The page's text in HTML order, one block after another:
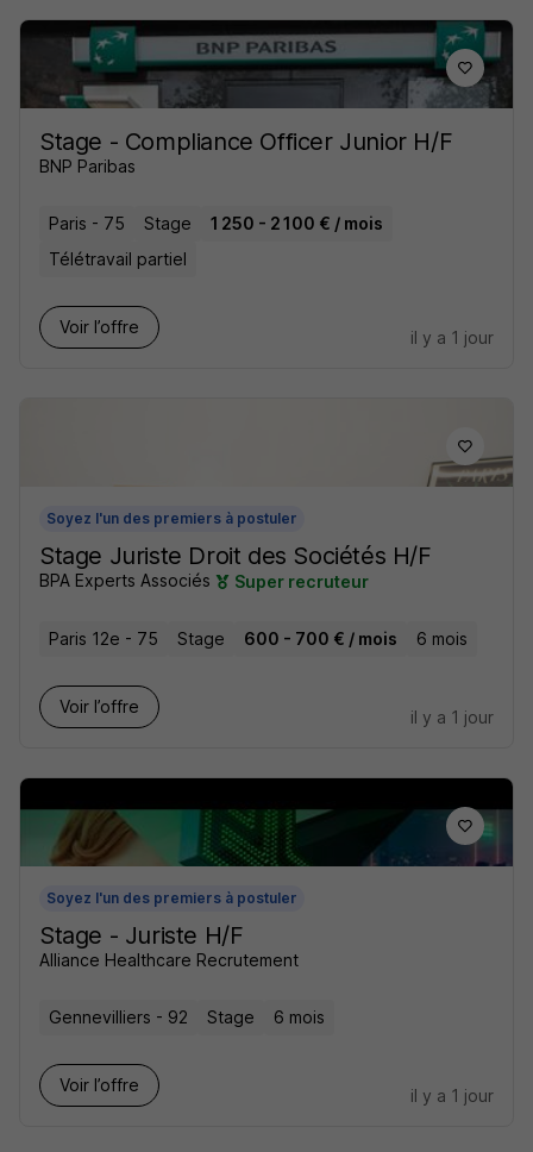
Stage - Compliance Officer Junior H/F
BNP Paribas
Paris - 75 Stage
1 250 - 2 100 € / mois
Télétravail partiel
Voir l’offre
il y a 1 jour
Soyez l'un des premiers à postuler
Stage Juriste Droit des Sociétés H/F
BPA Experts Associés Super recruteur
Paris 12e - 75 Stage 600 - 700 € / mois 6 mois
Voir l’offre
il y a 1 jour
Soyez l'un des premiers à postuler
Stage - Juriste H/F
Alliance Healthcare Recrutement
Gennevilliers - 92 Stage 6 mois
Voir l’offre
il y a 1 jour